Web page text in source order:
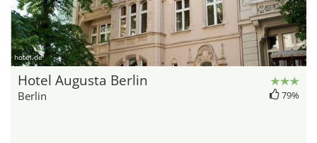
hotel.de
Hotel Augusta Berlin
Berlin 79%